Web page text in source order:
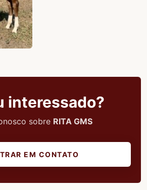
interessado?
sobre RITA GMS
EM CONTATO